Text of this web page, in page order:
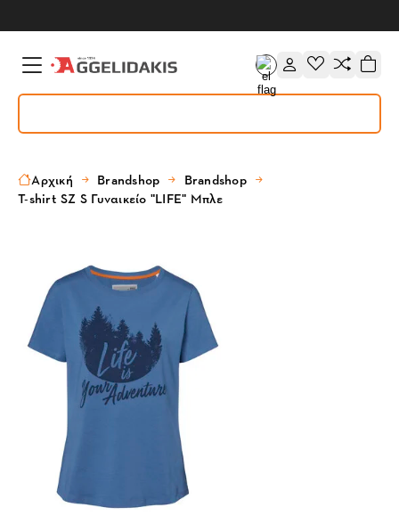
Αρχική Brandshop
Brandshop
T-shirt SZ S Γυναικείο "LIFE" Μπλε